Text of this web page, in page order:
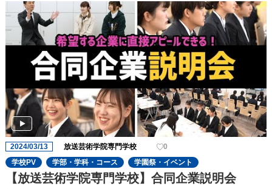
2024/03/13 放送芸術学院専門学校
0
学校PV
学部・学科・コース 学園祭・イベント
【放送芸術学院専門学校】合同企業説明会